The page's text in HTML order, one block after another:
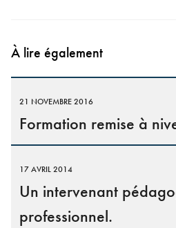
À lire également
21 NOVEMBRE 2016
Formation remise à
17 AVRIL 2014
Un intervenant
professionnel.